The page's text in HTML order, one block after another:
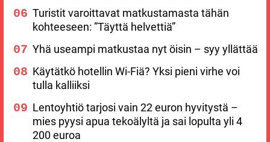
Turistit varoittavat matkustamasta tähän
kohteeseen: ”Täyttä helvettiä”
Yhä useampi matkustaa nyt öisin – syy yllättää
Käytätkö hotellin Wi-Fiä? Yksi pieni virhe voi
tulla kalliiksi
Lentoyhtiö tarjosi vain 22 euron hyvitystä –
mies pyysi apua tekoälyltä ja sai lopulta yli 4
200 euroa